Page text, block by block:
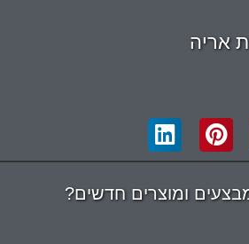
ומוצרים חדשים?